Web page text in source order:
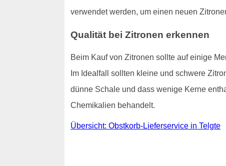
verwendet werden, um einen neuen
Qualität bei Zitronen erkennen
Beim Kauf von Zitronen sollte auf einige
Im Idealfall sollten kleine und schwere
dünne Schale und dass wenige Kerne
Chemikalien behandelt.
Übersicht: Obstkorb-Lieferservice in Telgte